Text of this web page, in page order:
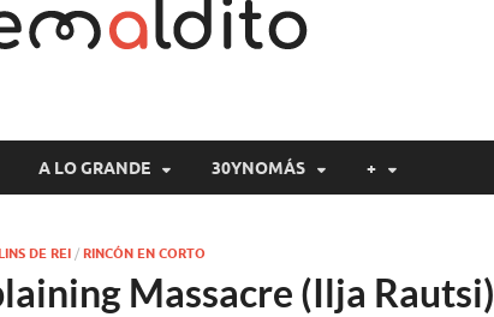
A LO GRANDE 30YNOMÁS +
DE REI / RINCÓN EN CORTO
Massacre (Ilja Rautsi)